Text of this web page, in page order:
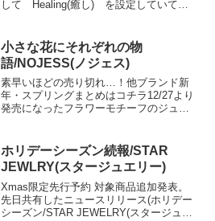
して Healing(癒し) を設定していて、
い森や、美し...
小さな花にそれぞれの物
語/NOJESS(ノジェス)
素早いほどの売り切れ…！他ブランド新
年・スプリングまとめはコチラ12/27より
発売になったフラワーモチーフのジュエ
っている商品もあるが、かわいすぎて売
り切れも納...
ホリデーシーズン続報/STAR
JEWLRY(スタージュエリー)
Xmas限定先行予約 対象商品追加発表。
先日共有したニュースリリース(ホリデー
シーズン/STAR JEWELRY(スタージュエ